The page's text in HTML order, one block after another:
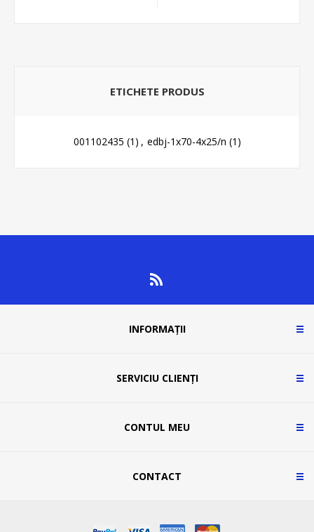
ETICHETE PRODUS
001102435 (1) , edbj-1x70-4x25/n (1)
INFORMAȚII
SERVICIU CLIENȚI
CONTUL MEU
CONTACT